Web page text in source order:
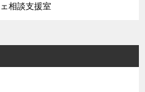
相談支援室